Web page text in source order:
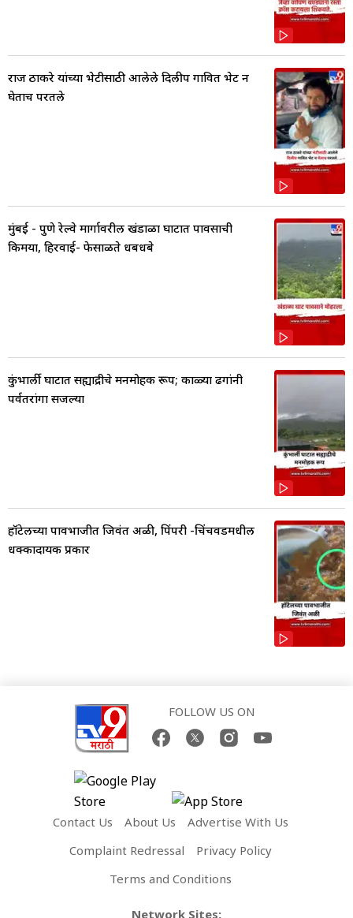
राज ठाकरे यांच्या भेटीसाठी आलेले दिलीप गावित भेट न
घेताच परतले
मुंबई - पुणे रेल्वे मार्गावरील खंडाळा घाटात पावसाची
किमया, हिरवाई- फेसाळते धबधबे
कुंभार्ली घाटात सह्याद्रीचे मनमोहक रूप; काळ्या ढगांनी
पर्वतरांगा सजल्या
हॉटेलच्या पावभाजीत जिवंत अळी, पिंपरी -चिंचवडमधील
धक्कादायक प्रकार
FOLLOW US ON
Contact Us About Us
Advertise With Us
Complaint Redressal
Privacy Policy
Terms and Conditions
Network Sites: